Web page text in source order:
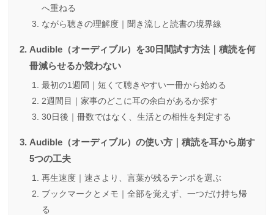
へ重ねる
ながら聴きの理解度｜聞き流しと読書の境界線
Audible（オーディブル）を30日間試す方法｜積読を何
冊減らせるか競わない
最初の1週間｜短くて聴きやすい一冊から始める
2週間目｜家事のどこに耳の余白があるか探す
30日後｜冊数ではなく、生活との相性を判定する
Audible（オーディブル）の使い方｜積読を耳から崩す
5つの工夫
再生速度｜速さより、言葉が残るテンポを選ぶ
ブックマークとメモ｜全部を覚えず、一つだけ持ち帰
る